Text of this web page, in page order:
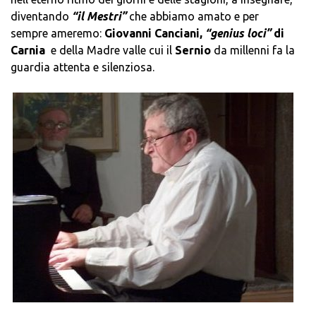
diventando “il Mestri”che abbiamo amato e per
sempre ameremo: Giovanni Canciani, “genius loci”di
Carnia e della Madre valle cui il Sernio da millenni fa la
guardia attenta e silenziosa.